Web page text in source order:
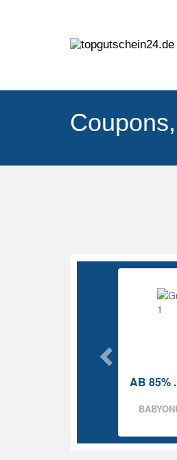
AB 85%
Vorherige